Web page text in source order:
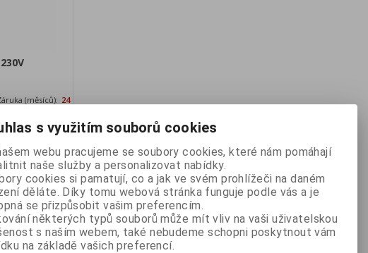
(měsíců): 24
externím
DPH:98 Kč
118,50 Kč
do košíku
s využitím souborů cookies
webu pracujeme se soubory cookies, které nám pomáhají
naše služby a personalizovat nabídky.
cookies si pamatují, co a jak ve svém prohlížeči na daném
děláte. Díky tomu webová stránka funguje podle vás a je
se přizpůsobit vašim preferencím.
některých typů souborů může mít vliv na vaši uživatelskou
s naším webem, také nebudeme schopni poskytnout vám
na základě vašich preferencí.